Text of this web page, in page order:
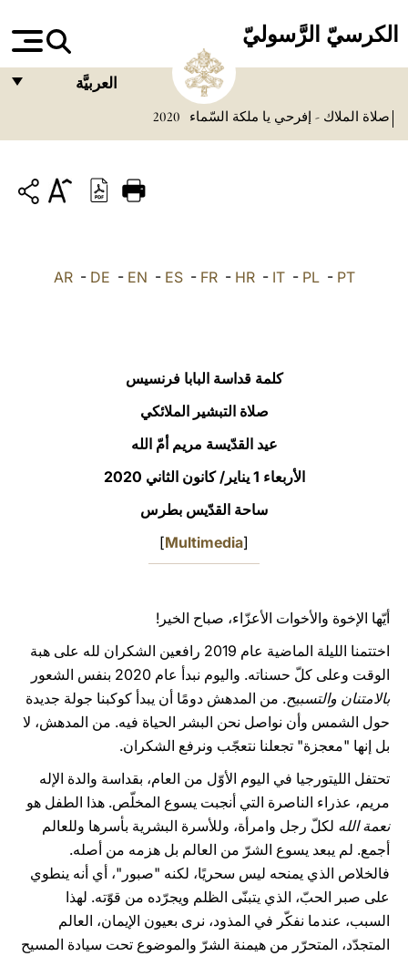
الكرسيّ الرَّسوليّ
العربيَّة
ITALIANO
صلاة الملاك - إفرحي يا ملكة السّماء 2020
AR- DE - EN - ES- FR- HR- IT- PL- PT
كلمة قداسة البابا فرنسيس
صلاة التبشير الملائكي
عيد القدّيسة مريم أمّ الله
الأربعاء 1 يناير/ كانون الثاني 2020
ساحة القدّيس بطرس
[
Multimedia
]
أيّها الإخوة والأخوات الأعزّاء، صباح الخير!
اختتمنا الليلة الماضية عام 2019 رافعين الشكران لله على هبة
الوقت وعلى كلّ حسناته. واليوم نبدأ عام 2020 بنفس الشعور
بالامتنان والتسبيح. من المدهش دومًا أن يبدأ كوكبنا جولة جديدة
حول الشمس وأن نواصل نحن البشر الحياة فيه. من المدهش، لا
بل إنها "معجزة" تجعلنا نتعجّب ونرفع الشكران.
تحتفل الليتورجيا في اليوم الأوّل من العام، بقداسة والدة الإله
مريم، عذراء الناصرة التي أنجبت يسوع المخلّص. هذا الطفل هو
نعمة الله لكلّ رجل وامرأة، وللأسرة البشرية بأسرها وللعالم
أجمع. لم يبعد يسوع الشرّ من العالم بل هزمه من أصله.
فالخلاص الذي يمنحه ليس سحريًا، لكنه "صبور"، أي أنه ينطوي
على صبر الحبّ، الذي يتبنّى الظلم ويجرّده من قوّته. لهذا
السبب، عندما نفكّر في المذود، نرى بعيون الإيمان، العالم
المتجدّد، المتحرّر من هيمنة الشرّ والموضوع تحت سيادة المسيح